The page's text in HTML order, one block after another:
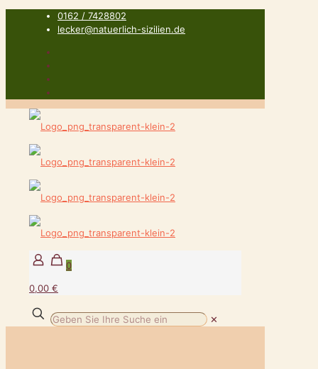
0162 / 7428802
lecker@natuerlich-sizilien.de
0
0,00 €
✕